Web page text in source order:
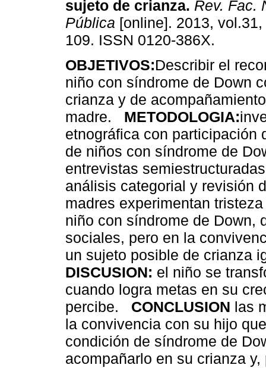
sujeto de crianza. Rev. Fac.
Pública [online]. 2013,
109. ISSN 0120-386X.
OBJETIVOS:Describir el
niño con síndrome de Down
crianza y de
madre. METODOLOGIA:
etnográfica con participación
de niños con síndrome de
entrevistas
análisis categorial y
madres experimentan
niño con síndrome de Down,
sociales, pero en la
un sujeto posible de crianza
DISCUSION: el niño se
cuando logra metas en su
percibe. CONCLUSION las
la convivencia con su hijo
condición de síndrome de
acompañarlo en su crianza